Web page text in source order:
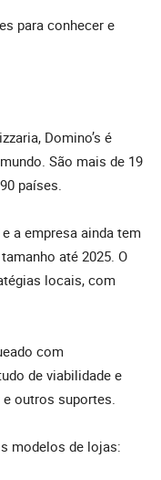
para conhecer e
Domino’s é
São mais de 19
países.
a empresa ainda tem
até 2025. O
locais, com
com
de viabilidade e
outros suportes.
modelos de lojas: